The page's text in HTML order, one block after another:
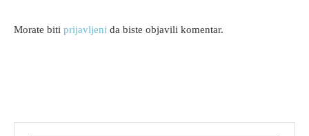
Morate biti prijavljeni da biste objavili komentar.